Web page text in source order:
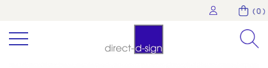
( 0 )